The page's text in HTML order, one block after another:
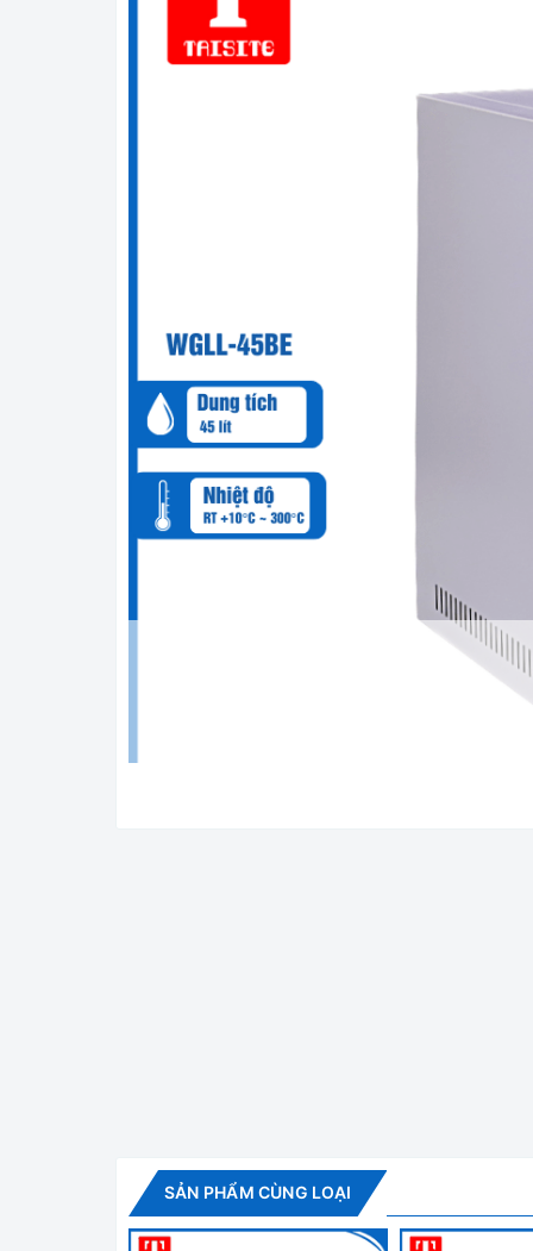
✅ Độ chính xác cao, sử dụng hiệu quả, an toàn
✅ Vận hành dễ dàng hoạt động với bộ điều
SẢN PHẨM CÙNG LOẠI